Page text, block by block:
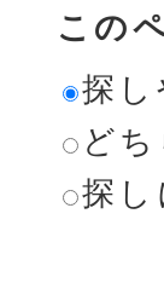
この
探し
ど
探し